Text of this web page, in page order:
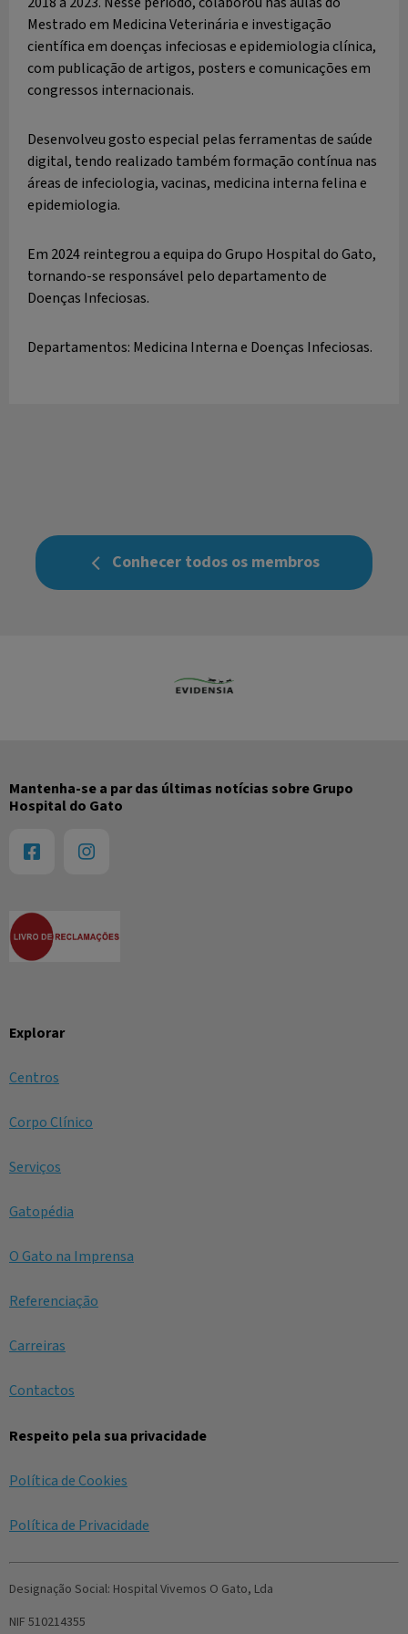
Mestrado em Medicina Veterinária e investigação
científica em doenças infeciosas e epidemiologia clínica,
com publicação de artigos, posters e comunicações em
congressos internacionais.
Desenvolveu gosto especial pelas ferramentas de saúde
digital, tendo realizado também formação contínua nas
áreas de infeciologia, vacinas, medicina interna felina e
epidemiologia.
Em 2024 reintegrou a equipa do Grupo Hospital do Gato,
tornando-se responsável pelo departamento de
Doenças Infeciosas.
Departamentos: Medicina Interna e Doenças Infeciosas.
Conhecer todos os membros
Explorar
Centros
Corpo Clínico
Serviços
Gatopédia
O Gato na Imprensa
Referenciação
Carreiras
Contactos
Respeito pela sua privacidade
Política de Cookies
Política de Privacidade
Mantenha-se a par das últimas notícias sobre Grupo
Hospital do Gato
Designação Social: Hospital Vivemos O Gato, Lda
NIF 510214355